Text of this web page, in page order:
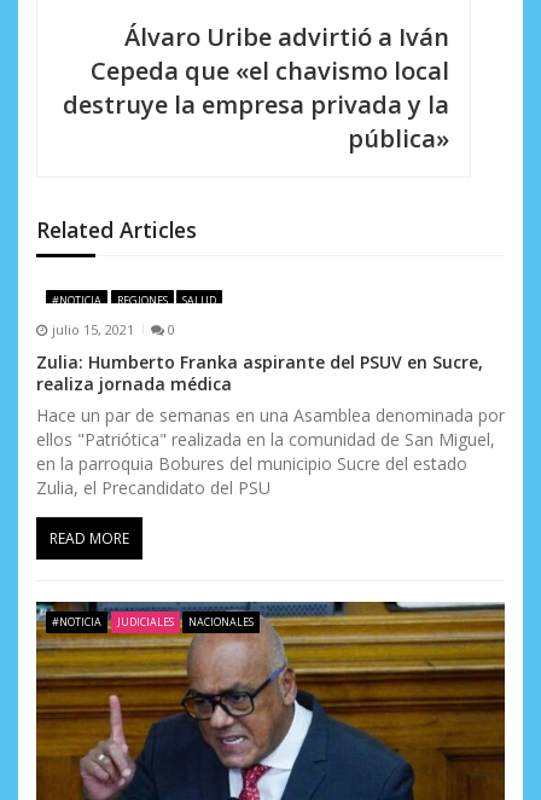
d
e
n
t
r
a
d
s
Álvaro Uribe advirtió a Iván
Cepeda que «el chavismo local
destruye la empresa privada y la
pública»
Related Articles
#NOTICIA REGIONES SALUD
julio 15, 2021 0
Zulia: Humberto Franka aspirante del PSUV en Sucre,
realiza jornada médica
Hace un par de semanas en una Asamblea denominada por
ellos "Patriótica" realizada en la comunidad de San Miguel,
en la parroquia Bobures del municipio Sucre del estado
Zulia, el Precandidato del PSU
READ MORE
#NOTICIA JUDICIALES NACIONALES